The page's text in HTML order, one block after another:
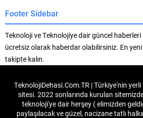
Footer Sidebar
Teknoloji ve Teknolojiye dair güncel
ücretsiz olarak haberdar olabilirsiniz. En
takipte kalın.
TeknolojiDehasi.Com.TR | Türkiye'nin
sitesi. 2022 sonlarında kurulan
teknoloji'ye dair herşey ( elimizden
paylaşılacak ve güzel, nacizane tatlı